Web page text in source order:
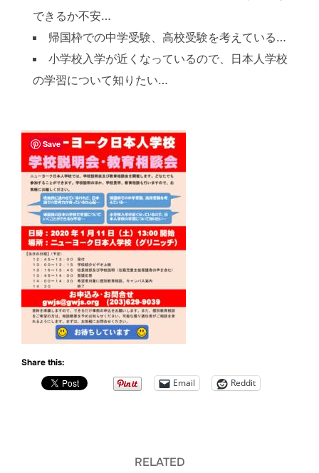
できるか不安…
帰国枠での中学受験、高校受験を考えている…
小学校入学が近くなっているので、日本人学校
の学習について知りたい…
Share this:
Email Reddit
RELATED
Save